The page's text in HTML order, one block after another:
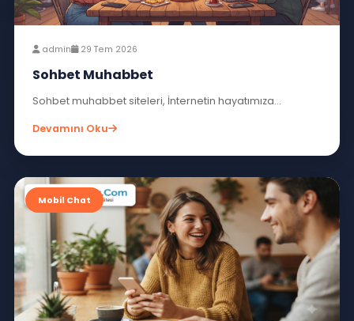
Mobil Chat
admin 30 Tem 2026
Muhabbet Odaları Keyifli Muhabbet Et
Muhabbet odaları keyifli muhabbet et...